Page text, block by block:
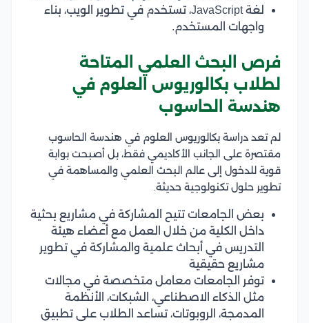
لغة JavaScript، تستخدم في تطوير الويب، بناء
واجهات المستخدم.
فرص البحث العلمي المتاحة
لطلاب بكالوريوس العلوم في
هندسة الحاسوب
لم تعد دراسة بكالوريوس العلوم في هندسة الحاسوب
مقتصرة على الجانب الأكاديمي فقط، بل أصبحت بوابة
قوية للدخول إلى عالم البحث العلمي والمساهمة في
تطوير حلول تكنولوجية حديثة.
بعض الجامعات تتيح المشاركة في مشاريع بحثية
داخل الكلية من خلال العمل مع أعضاء هيئة
التدريس في أبحاث علمية والمشاركة في تطوير
مشاريع حقيقية
توفر الجامعات معامل متخصصة في مجالات
مثل الذكاء الاصطناعي، الشبكات، الأنظمة
المدمجة، الروبوتات، تساعد الطلاب على تطبيق